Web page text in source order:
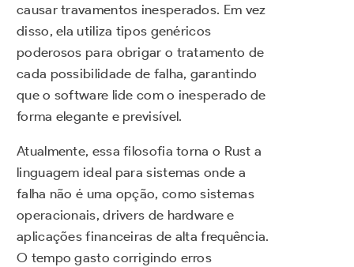
causar travamentos inesperados. Em vez
disso, ela utiliza tipos genéricos
poderosos para obrigar o tratamento de
cada possibilidade de falha, garantindo
que o software lide com o inesperado de
forma elegante e previsível.
Atualmente, essa filosofia torna o Rust a
linguagem ideal para sistemas onde a
falha não é uma opção, como sistemas
operacionais, drivers de hardware e
aplicações financeiras de alta frequência.
O tempo gasto corrigindo erros